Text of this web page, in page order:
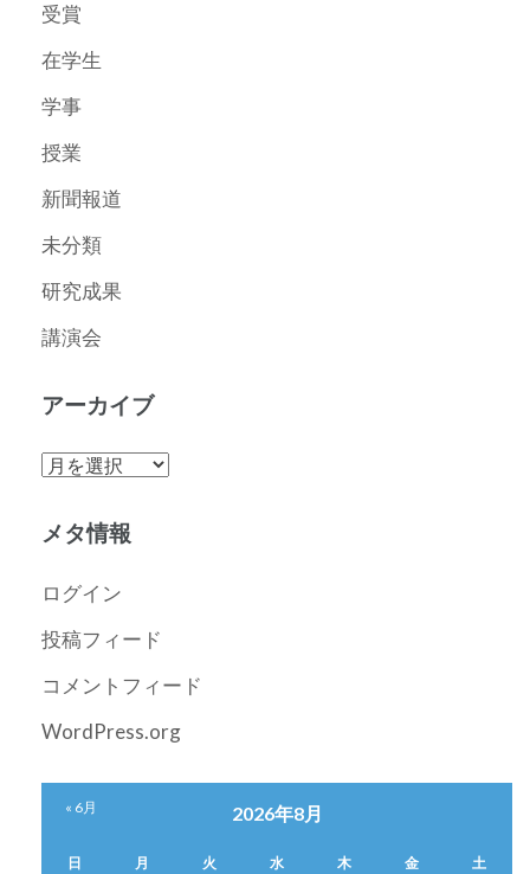
受賞
在学生
学事
授業
新聞報道
未分類
研究成果
講演会
アーカイブ
ア
カ
ブ
メタ情報
ログイン
投稿フィード
コメントフィード
WordPress.org
2026年8月
日 月 火 水 木 金 土
« 6月